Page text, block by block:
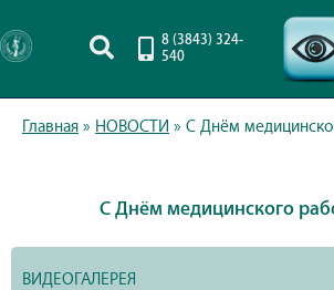
8 (3843) 324-
540
Главная » НОВОСТИ » С Днём
С Днём медицинского
ВИДЕОГАЛЕРЕЯ